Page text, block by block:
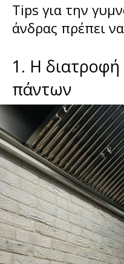
Tips για την
άνδρας πρέπει
1. Η διατροφή
πάντων